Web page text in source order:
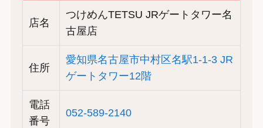
店名
つけめんTETSU JRゲートタワー名
古屋店
住所
愛知県名古屋市中村区名駅1-1-3 JR
ゲートタワー12階
電話
番号
052-589-2140